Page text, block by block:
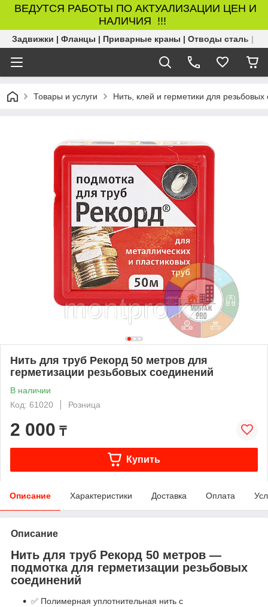
ВЕДУТСЯ РАБОТЫ ПО АКТУАЛИЗАЦИИ ЦЕН И
НАЛИЧИЯ !!!
Задвижки | Фланцы | Приварные краны | Отводы сталь |
Товары и услуги Нить, клей и герметики для
Нить для труб Рекорд 50 метров для
герметизации резьбовых соединений
В наличии
Код: 61020
Розница
2 000 ₸
Купить
Описание Характеристики Доставка Оплата
Описание
Нить для труб Рекорд 50 метров —
подмотка для герметизации резьбовых
соединений
✅ Полимерная уплотнительная нить с